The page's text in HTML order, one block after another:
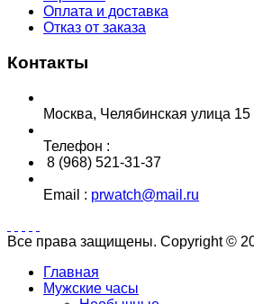
Оплата и доставка
Отказ от заказа
Контакты
Москва, Челябинская улица 15
Телефон :
8 (968) 521-31-37
Email : prwatch@mail.ru
Все права защищены. Copyright ©
Главная
Мужские часы